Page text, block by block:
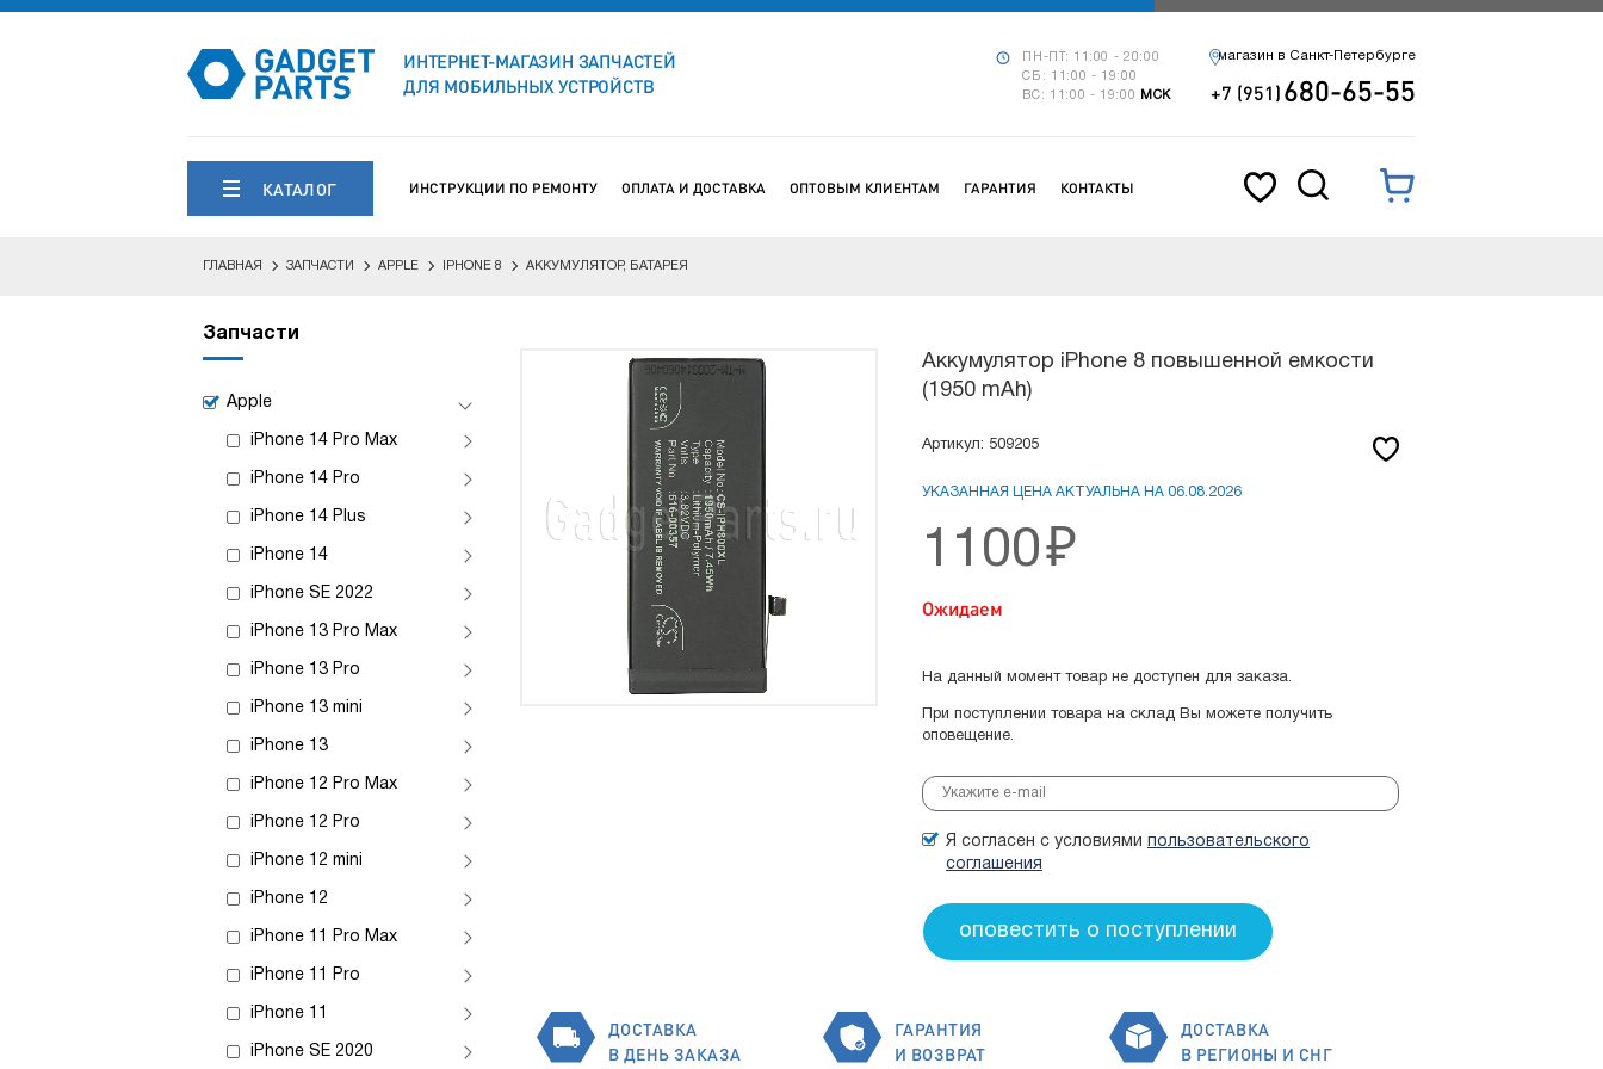
ИНТЕРНЕТ-МАГАЗИН ЗАПЧАСТЕЙ
ДЛЯ МОБИЛЬНЫХ УСТРОЙСТВ
ПН-ПТ: 11:00 - 20:00
СБ: 11:00 - 19:00
ВС: 11:00 - 19:00
МСК
магазин в Санкт-Петербурге
+7 (951)680-65-55
КАТАЛОГ ИНСТРУКЦИИ ПО РЕМОНТУ ОПЛАТА И ДОСТАВКА ОПТОВЫМ КЛИЕНТАМ ГАРАНТИЯ КОНТАКТЫ
ГЛАВНАЯ ЗАПЧАСТИ APPLE IPHONE 8 АККУМУЛЯТОР, БАТАРЕЯ
Запчасти
Apple
iPhone 14 Pro Max
iPhone 14 Pro
iPhone 14 Plus
iPhone 14
iPhone SE 2022
iPhone 13 Pro Max
iPhone 13 Pro
iPhone 13 mini
iPhone 13
iPhone 12 Pro Max
iPhone 12 Pro
iPhone 12 mini
iPhone 12
iPhone 11 Pro Max
iPhone 11 Pro
iPhone 11
iPhone SE 2020
Аккумулятор iPhone 8 повышенной емкости
(1950 mAh)
Артикул: 509205
УКАЗАННАЯ ЦЕНА АКТУАЛЬНА НА 06.08.2026
1100₽
Ожидаем
На данный момент товар не доступен для заказа.
При поступлении товара на склад Вы можете получить
оповещение.
Я согласен с условиямипользовательского
соглашения
ДОСТАВКА
В ДЕНЬ ЗАКАЗА
ГАРАНТИЯ
И ВОЗВРАТ
ДОСТАВКА
В РЕГИОНЫ И СНГ